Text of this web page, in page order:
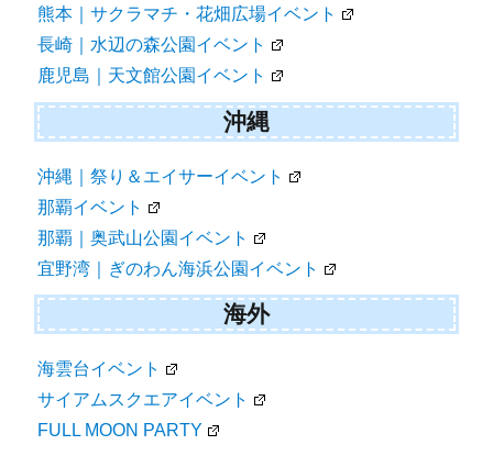
熊本｜サクラマチ・花畑広場イベント
長崎｜水辺の森公園イベント
鹿児島｜天文館公園イベント
沖縄
沖縄｜祭り＆エイサーイベント
那覇イベント
那覇｜奥武山公園イベント
宜野湾｜ぎのわん海浜公園イベント
海外
海雲台イベント
サイアムスクエアイベント
FULL MOON PARTY